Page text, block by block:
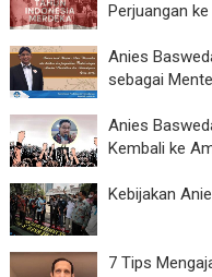
Perjuangan
Anies
sebagai
Anies
Kembali ke
Kebijakan
7 Tips